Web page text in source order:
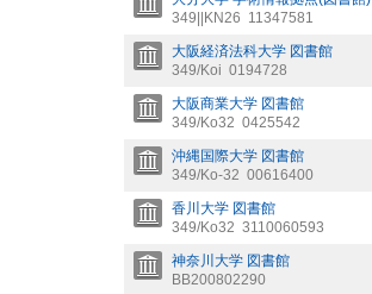
349||KN26 11347581
大阪経済法科大学 図書館
349/Koi 0194728
大阪商業大学 図書館
349/Ko32 0425542
沖縄国際大学 図書館
349/Ko-32 00616400
香川大学 図書館
349/Ko32 3110060593
神奈川大学 図書館
BB200802290